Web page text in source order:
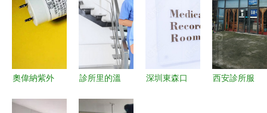
爆招商熱潮
健康咨詢火
的關鍵
特點、保
費、續保與
向服務新布
局
奧偉納紫外
診所里的溫
深圳東森口
西安診所服